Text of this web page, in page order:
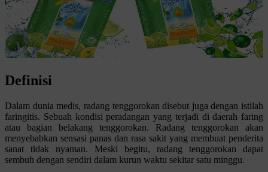
Definisi
Dalam dunia medis, radang tenggorokan disebut juga dengan istilah
faringitis. Sebuah kondisi peradangan yang terjadi di daerah faring
atau bagian belakang tenggorokan. Radang tenggorokan akan
menyebabkan sensasi panas dan rasa sakit yang membuat penderita
sanat tidak nyaman. Meski begitu, radang tenggorokan dapat
sembuh dengan sendiri dalam kurun waktu sekitar satu minggu.